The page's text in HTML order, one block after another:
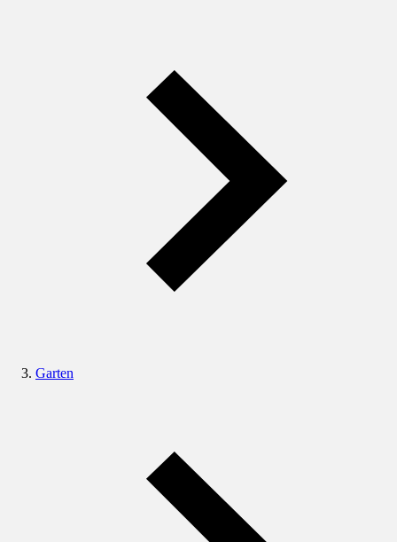
Garten